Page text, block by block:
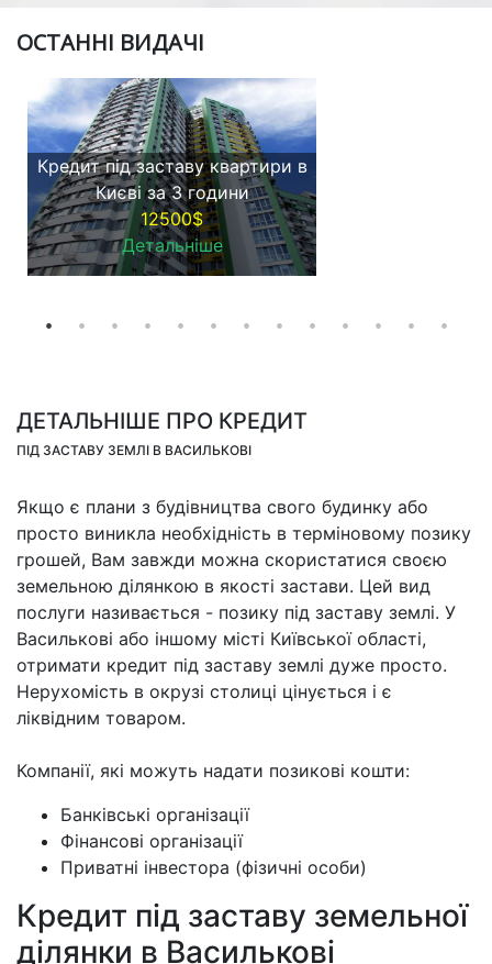
ОСТАННІ ВИДАЧІ
Кредит під заставу квартири в
Києві за 3 години
12500$
Детальніше
ДЕТАЛЬНІШЕ ПРО КРЕДИТ
ПІД ЗАСТАВУ ЗЕМЛІ В ВАСИЛЬКОВІ
Якщо є плани з будівництва свого будинку або
просто виникла необхідність в терміновому позику
грошей, Вам завжди можна скористатися своєю
земельною ділянкою в якості застави. Цей вид
послуги називається - позику під заставу землі. У
Василькові або іншому місті Київської області,
отримати кредит під заставу землі дуже просто.
Нерухомість в окрузі столиці цінується і є
ліквідним товаром.
Компанії, які можуть надати позикові кошти:
Банківські організації
Фінансові організації
Приватні інвестора (фізичні особи)
Кредит під заставу земельної
ділянки в Василькові